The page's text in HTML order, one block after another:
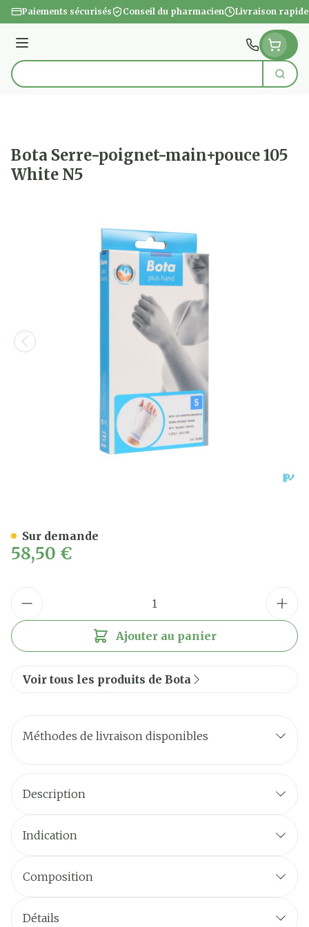
Aller au contenu
Paiements sécurisés Conseil du pharmacien Livraison rapide
Menu
Rechercher
Bota Serre-poignet-main+pouce 105
White N5
58,50 €
Ajouter au panier
Sur demande
Voir tous les produits de Bota
Méthodes de livraison disponibles
Description
Indication
Composition
Détails